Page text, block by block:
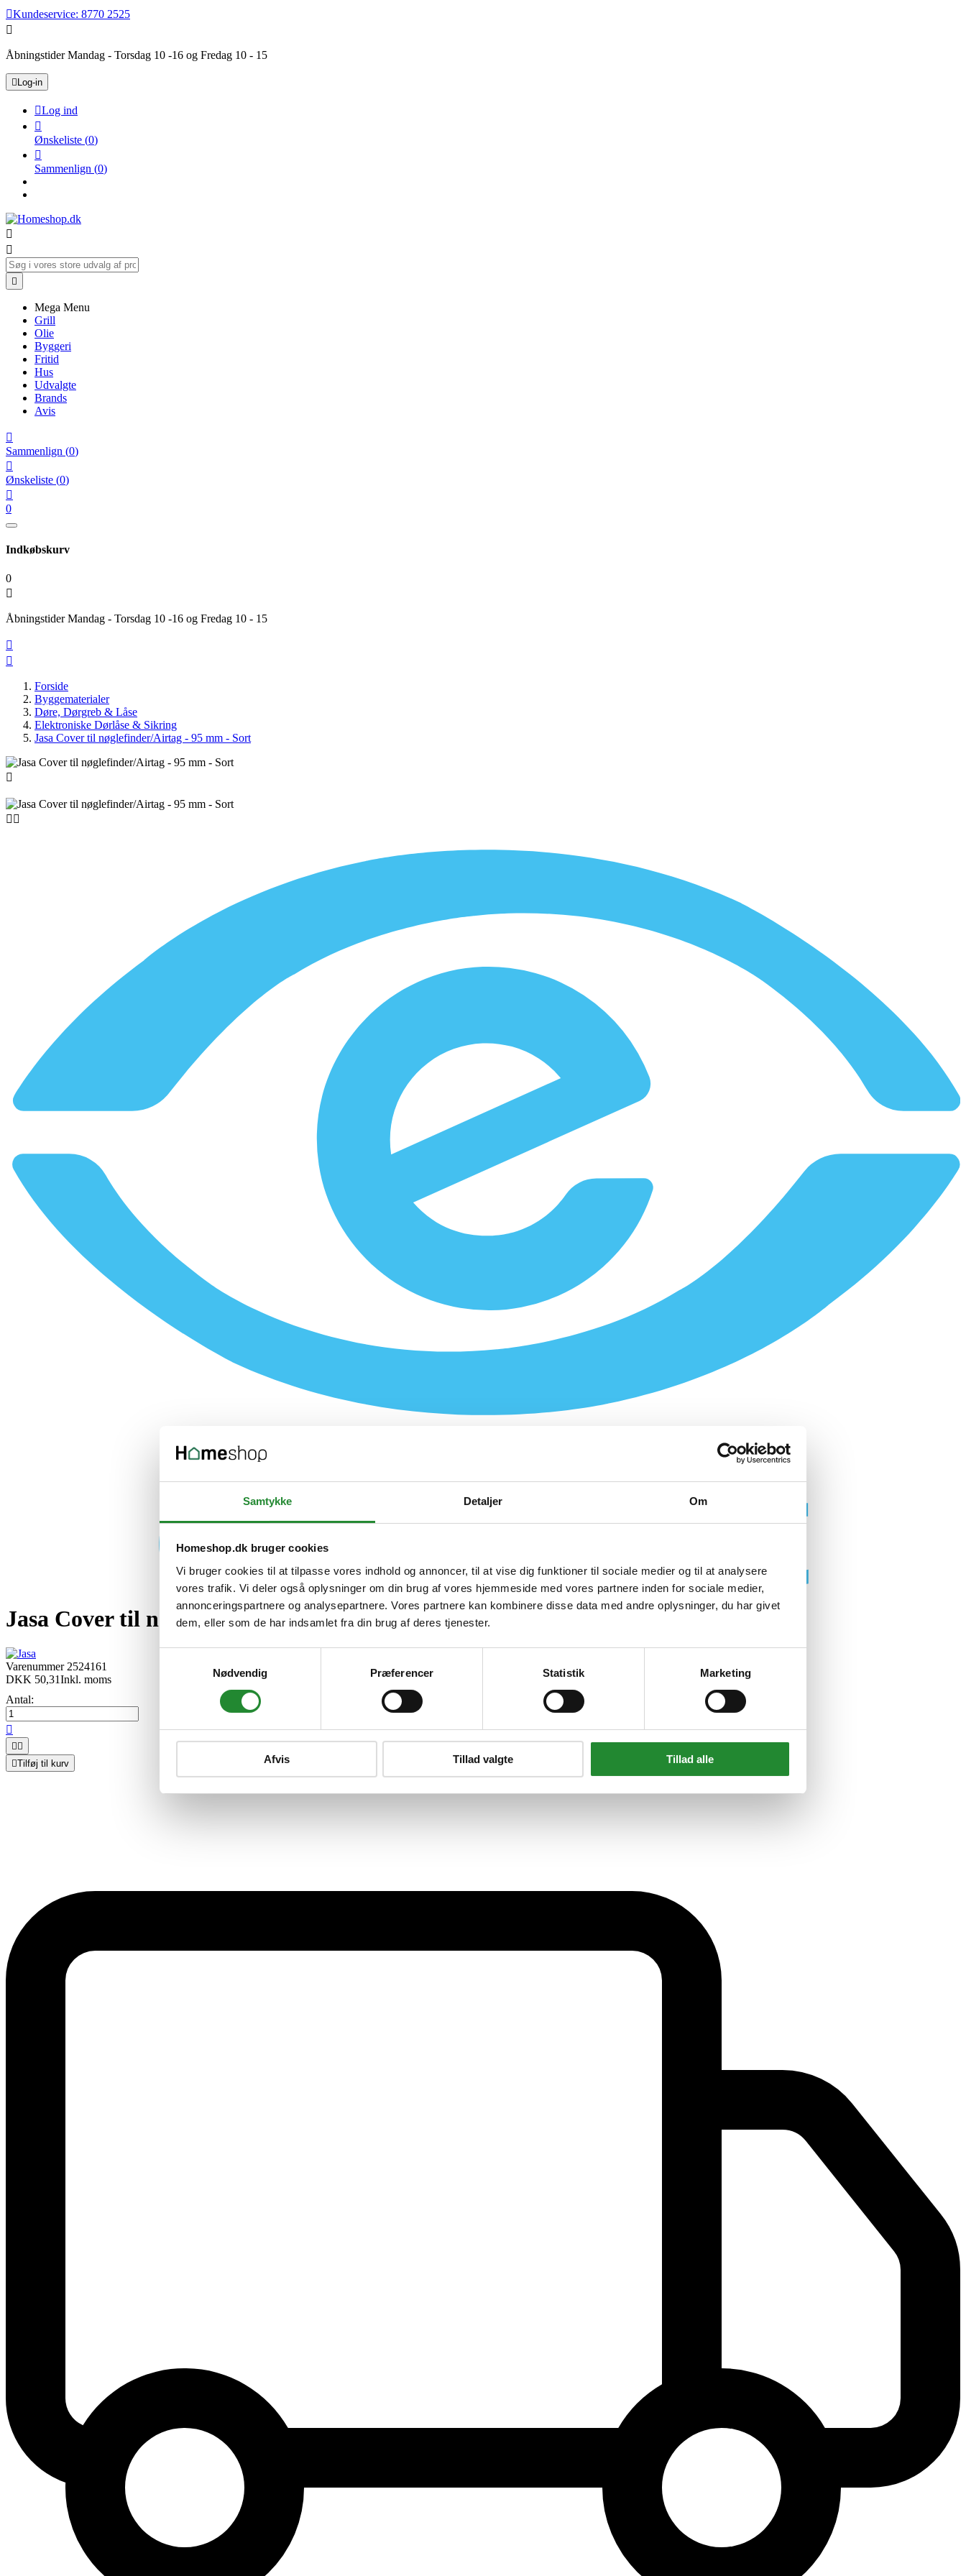
Samtykke Detaljer Om
Homeshop.dk bruger cookies
Vi bruger cookies til at tilpasse vores indhold og annoncer, til at vise dig funktioner til sociale medier og til at analysere
vores trafik. Vi deler også oplysninger om din brug af vores hjemmeside med vores partnere inden for sociale medier,
annonceringspartnere og analysepartnere. Vores partnere kan kombinere disse data med andre oplysninger, du har givet
dem, eller som de har indsamlet fra din brug af deres tjenester.
Nødvendig
Præferencer Statistik Marketing
Afvis Tillad valgte Tillad alle
Kundeservice: 8770 2525

Åbningstider Mandag - Torsdag 10 -16 og Fredag 10 - 15
 Log-in
Log ind

Ønskeliste (0)

Sammenlign (0)



Mega Menu
Grill
Olie
Byggeri
Fritid
Hus
Udvalgte
Brands
Avis

Sammenlign (0)

Ønskeliste (0)

0
Indkøbskurv
0

Åbningstider Mandag - Torsdag 10 -16 og Fredag 10 - 15


Forside
Byggematerialer
Døre, Dørgreb & Låse
Elektroniske Dørlåse & Sikring
Jasa Cover til nøglefinder/Airtag - 95 mm - Sort

 
Jasa Cover til nøglefinder/Airtag - 95 mm - Sort
Varenummer 2524161
DKK 50,31Inkl. moms
Antal:

 
Tilføj til kurv